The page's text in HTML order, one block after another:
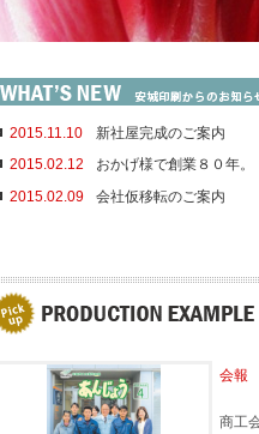
2015.11.10
新社屋完成のご案内
2015.02.12
おかげ様で創業８０年。
2015.02.09
会社仮移転のご案内
会報
商工